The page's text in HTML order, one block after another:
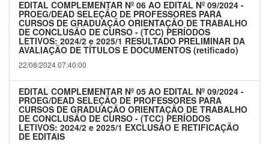
EDITAL COMPLEMENTAR Nº 06 AO EDITAL Nº 09/2024 -
PROEG/DEAD SELEÇÃO DE PROFESSORES PARA
CURSOS DE GRADUAÇÃO ORIENTAÇÃO DE TRABALHO
DE CONCLUSÃO DE CURSO - (TCC) PERÍODOS
LETIVOS: 2024/2 e 2025/1 RESULTADO PRELIMINAR DA
AVALIAÇÃO DE TÍTULOS E DOCUMENTOS (retificado)
22/08/2024 07:40:00
EDITAL COMPLEMENTAR Nº 05 AO EDITAL Nº 09/2024 -
PROEG/DEAD SELEÇÃO DE PROFESSORES PARA
CURSOS DE GRADUAÇÃO ORIENTAÇÃO DE TRABALHO
DE CONCLUSÃO DE CURSO - (TCC) PERÍODOS
LETIVOS: 2024/2 e 2025/1 EXCLUSÃO E RETIFICAÇÃO
DE EDITAIS